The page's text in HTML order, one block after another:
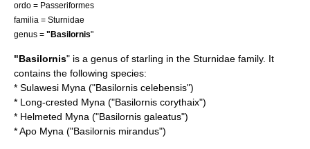
ordo = Passeriformes
familia = Sturnidae
genus = "Basilornis"
"Basilornis" is a genus of starling in the Sturnidae family. It
contains the following species:
* Sulawesi Myna ("Basilornis celebensis")
* Long-crested Myna ("Basilornis corythaix")
* Helmeted Myna ("Basilornis galeatus")
*Apo Myna ("Basilornis mirandus")